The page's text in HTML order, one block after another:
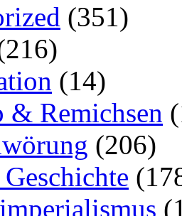
(351)
(14)
& Remichsen
(206)